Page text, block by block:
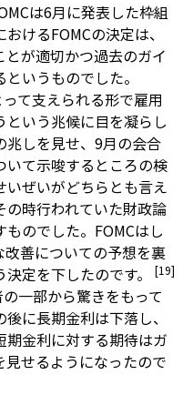
は6月に発表した枠組
けるFOMCの決定は、
が適切かつ過去のガイ
いうものでした。
て支えられる形で雇用
いう兆候に目を凝らし
兆しを見せ、9月の会合
いて示唆するところの検
ぜいがどちらとも言え
時行われていた財政論
のでした。FOMCはし
善についての予想を裏
定を下したのです。
[19]
一部から驚きをもって
に長期金利は下落し、
金利に対する期待はガ
せるようになったので